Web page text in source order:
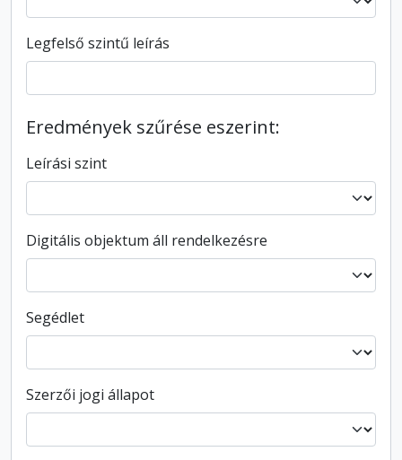
Legfelső szintű leírás
Eredmények szűrése eszerint:
Leírási szint
Digitális objektum áll rendelkezésre
Segédlet
Szerzői jogi állapot